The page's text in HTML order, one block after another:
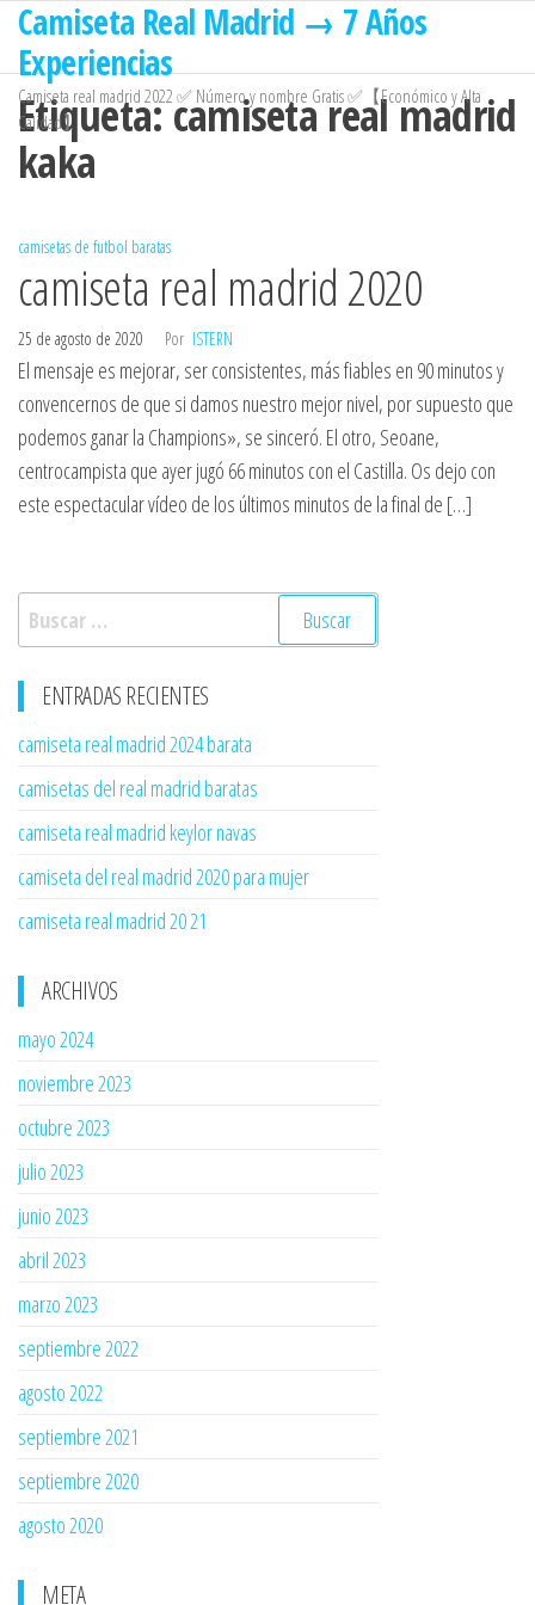
Saltar
contenido
Camiseta Real Madrid → 7 Años
Experiencias
Camiseta real madrid 2022 ✅ Número y nombre Gratis ✅【Económico y Alta
Calidad】
Etiqueta:camiseta real madrid
kaka
camisetas de futbol baratas
camiseta real madrid 2020
25 de agosto de 2020 Por ISTERN
El mensaje es mejorar, ser consistentes, más fiables en 90 minutos y
convencernos de que si damos nuestro mejor nivel, por supuesto que
podemos ganar la Champions», se sinceró. El otro, Seoane,
centrocampista que ayer jugó 66 minutos con el Castilla. Os dejo con
este espectacular vídeo de los últimos minutos de la final de […]
Buscar:
ENTRADAS RECIENTES
camiseta real madrid 2024 barata
camisetas del real madrid baratas
camiseta real madrid keylor navas
camiseta del real madrid 2020 para mujer
camiseta real madrid 20 21
ARCHIVOS
mayo 2024
noviembre 2023
octubre 2023
julio 2023
junio 2023
abril 2023
marzo 2023
septiembre 2022
agosto 2022
septiembre 2021
septiembre 2020
agosto 2020
META